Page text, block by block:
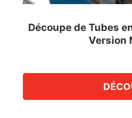
Découpe de Tubes
Version